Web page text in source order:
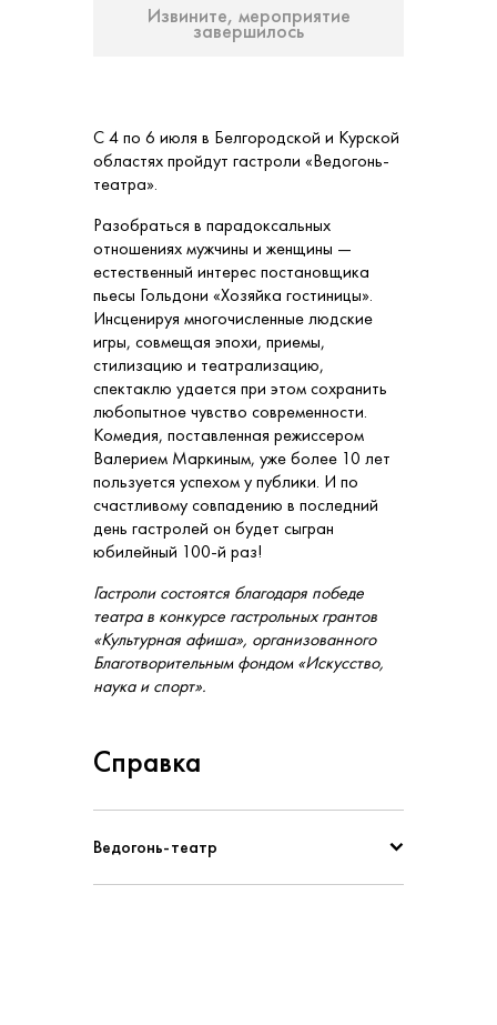
Извините, мероприятие
завершилось
С 4 по 6 июля в Белгородской и Курской
областях пройдут гастроли «Ведогонь-
театра».
Разобраться в парадоксальных
отношениях мужчины и женщины —
естественный интерес постановщика
пьесы Гольдони «Хозяйка гостиницы».
Инсценируя многочисленные людские
игры, совмещая эпохи, приемы,
стилизацию и театрализацию,
спектаклю удается при этом сохранить
любопытное чувство современности.
Комедия, поставленная режиссером
Валерием Маркиным, уже более 10 лет
пользуется успехом у публики. И по
счастливому совпадению в последний
день гастролей он будет сыгран
юбилейный 100-й раз!
Гастроли состоятся благодаря победе
театра в конкурсе гастрольных грантов
«Культурная афиша», организованного
Благотворительным фондом «Искусство,
наука и спорт».
Справка
Ведогонь-театр